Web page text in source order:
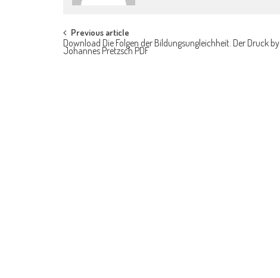
Post navigation
Previous article
Download Die Folgen der Bildungsungleichheit. Der Druck by
Johannes Pretzsch PDF